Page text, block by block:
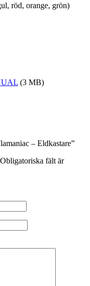
röd, orange, grön)
(3 MB)
– Eldkastare”
Obligatoriska fält är